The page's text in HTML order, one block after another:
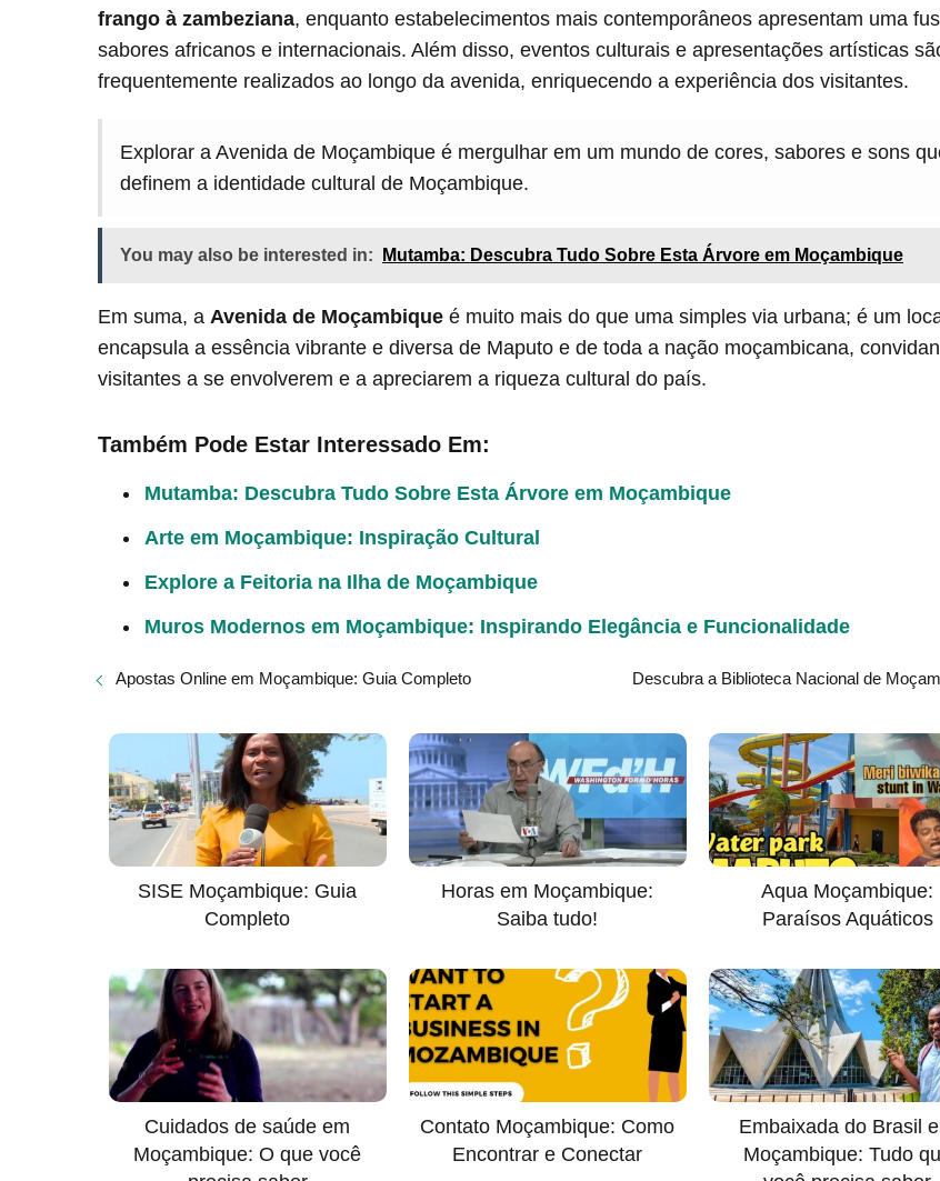
frango à zambeziana, enquanto estabelecimentos mais contemporâneos apresentam uma
sabores africanos e internacionais. Além disso, eventos culturais e apresentações artísticas
frequentemente realizados ao longo da avenida, enriquecendo a experiência dos visitantes.
Explorar a Avenida de Moçambique é mergulhar em um mundo de cores, sabores e sons
definem a identidade cultural de Moçambique.
You may also be interested in: Mutamba: Descubra Tudo Sobre Esta Árvore em Moçambique
Em suma, a Avenida de Moçambique é muito mais do que uma simples via urbana; é um
encapsula a essência vibrante e diversa de Maputo e de toda a nação moçambicana,
visitantes a se envolverem e a apreciarem a riqueza cultural do país.
Também Pode Estar Interessado Em:
Mutamba: Descubra Tudo Sobre Esta Árvore em Moçambique
Arte em Moçambique: Inspiração Cultural
Explore a Feitoria na Ilha de Moçambique
Muros Modernos em Moçambique: Inspirando Elegância e Funcionalidade
Apostas Online em Moçambique: Guia Completo Descubra a Biblioteca Nacional de
SISE Moçambique: Guia
Completo
Horas em Moçambique:
Saiba tudo!
Aqua Moçambique:
Paraísos Aquáticos
Cuidados de saúde em
Moçambique: O que você
Contato Moçambique: Como
Encontrar e Conectar
Embaixada do Brasil
Moçambique: Tudo